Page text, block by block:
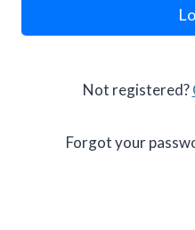
Not registered?
Forgot your